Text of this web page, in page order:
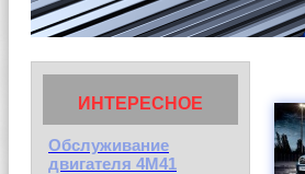
ИНТЕРЕСНОЕ
Обслуживание
двигателя 4М41